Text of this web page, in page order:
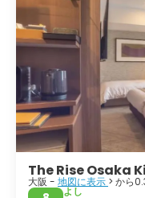
は、レストランやバーが
う。街のすぐ外には、訪
す。箕面は大阪の郊外で
の機会、リラックスでき
化的、芸術的な魅力と、
兼ね備えています。日
を提供し、日本で最も
ながりがあります。
The Rise Osaka
大阪 - 地図に表示 > から
よし